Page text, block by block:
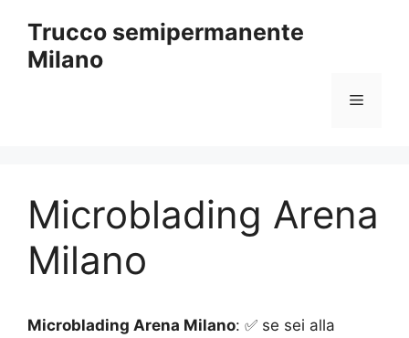
contenuto
Trucco semipermanente
Milano
Menu
Microblading Arena
Milano
Microblading Arena Milano: ✅ se sei alla